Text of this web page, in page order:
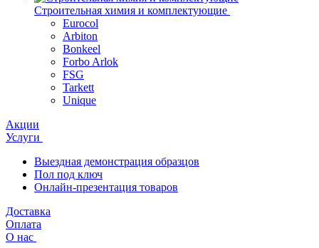
Строительная химия и комплектующие
Eurocol
Arbiton
Bonkeel
Forbo Arlok
FSG
Tarkett
Unique
Акции
Услуги
Выездная демонстрация образцов
Пол под ключ
Онлайн-презентация товаров
Доставка
Оплата
О нас